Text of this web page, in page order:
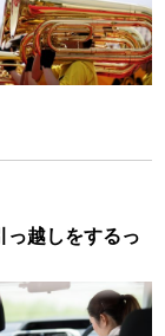
っ越しをするっ